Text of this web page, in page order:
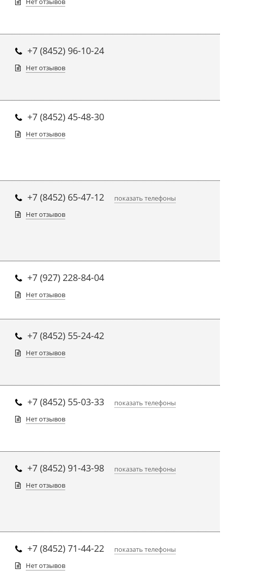
+7 (8452) 96-10-24
Нет отзывов
+7 (8452) 45-48-30
Нет отзывов
+7 (8452) 65-47-12
показать телефоны
Нет отзывов
+7 (927) 228-84-04
Нет отзывов
+7 (8452) 55-24-42
Нет отзывов
+7 (8452) 55-03-33
показать телефоны
Нет отзывов
+7 (8452) 91-43-98
показать телефоны
Нет отзывов
+7 (8452) 71-44-22
показать телефоны
Нет отзывов